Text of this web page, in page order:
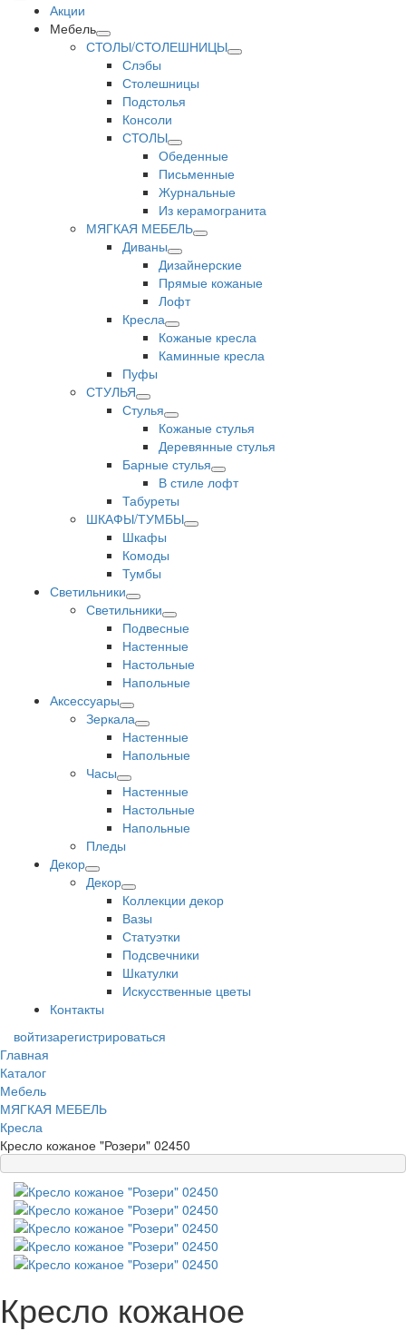
Акции
Мебель
СТОЛЫ/СТОЛЕШНИЦЫ
Слэбы
Столешницы
Подстолья
Консоли
СТОЛЫ
Обеденные
Письменные
Журнальные
Из керамогранита
МЯГКАЯ МЕБЕЛЬ
Диваны
Дизайнерские
Прямые кожаные
Лофт
Кресла
Кожаные кресла
Каминные кресла
Пуфы
СТУЛЬЯ
Стулья
Кожаные стулья
Деревянные стулья
Барные стулья
В стиле лофт
Табуреты
ШКАФЫ/ТУМБЫ
Шкафы
Комоды
Тумбы
Светильники
Светильники
Подвесные
Настенные
Настольные
Напольные
Аксессуары
Зеркала
Настенные
Напольные
Часы
Настенные
Настольные
Напольные
Пледы
Декор
Декор
Коллекции декор
Вазы
Статуэтки
Подсвечники
Шкатулки
Искусственные цветы
Контакты
войтизарегистрироваться
Главная
Каталог
Мебель
МЯГКАЯ МЕБЕЛЬ
Кресла
Кресло кожаное "Розери" 02450
Кресло кожаное